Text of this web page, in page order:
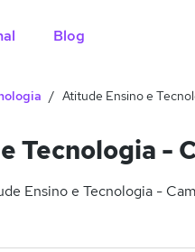
Blog
Atitude Ensino e
Tecnologia -
Ensino e Tecnologia -